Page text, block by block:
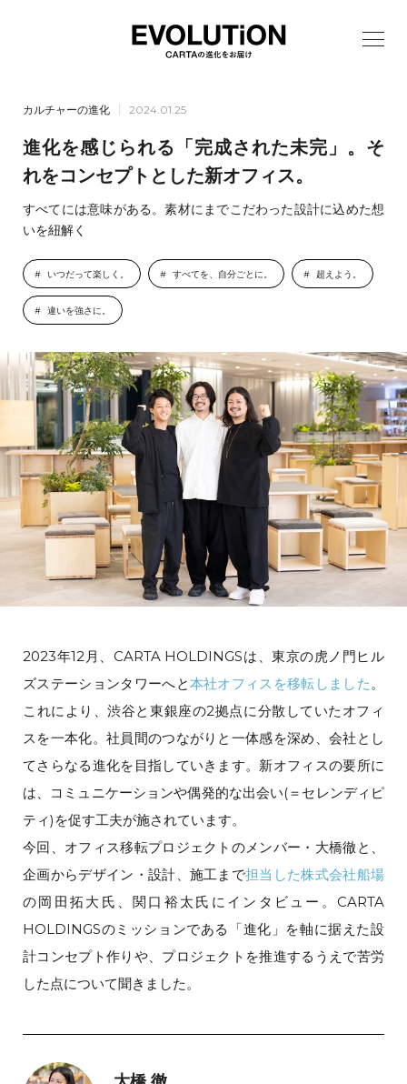
カルチャーの進化 2024.01.25
進化を感じられる「完成された未完」。そ
れをコンセプトとした新オフィス。
すべてには意味がある。素材にまでこだわった設計に込めた想
いを紐解く
いつだって楽しく。 すべてを、自分ごとに。 超えよう。
違いを強さに。
2023年12月、CARTA HOLDINGSは、東京の虎ノ門ヒル
ズステーションタワーへと本社オフィスを移転しました。
これにより、渋谷と東銀座の2拠点に分散していたオフィ
スを一本化。社員間のつながりと一体感を深め、会社とし
てさらなる進化を目指していきます。新オフィスの要所に
は、コミュニケーションや偶発的な出会い(＝セレンディピ
ティ)を促す工夫が施されています。
今回、オフィス移転プロジェクトのメンバー・大橋徹と、
企画からデザイン・設計、施工まで担当した株式会社船場
の岡田拓大氏、関口裕太氏にインタビュー。CARTA
HOLDINGSのミッションである「進化」を軸に据えた設
計コンセプト作りや、プロジェクトを推進するうえで苦労
した点について聞きました。